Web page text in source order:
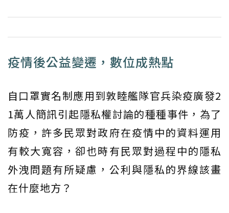
疫情後公益變遷，數位成熱點
自口罩實名制應用到敦睦艦隊官兵染疫廣發2
1萬人簡訊引起隱私權討論的種種事件，為了
防疫，許多民眾對政府在疫情中的資料運用
有較大寬容，卻也時有民眾對過程中的隱私
外洩問題有所疑慮，公利與隱私的界線該畫
在什麼地方？